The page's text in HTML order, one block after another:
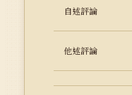
自述評論
他述評論